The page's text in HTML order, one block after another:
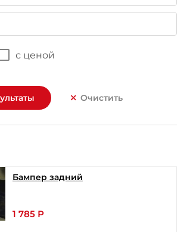
с ценой
Очистить
Бампер задний
1 785 Р